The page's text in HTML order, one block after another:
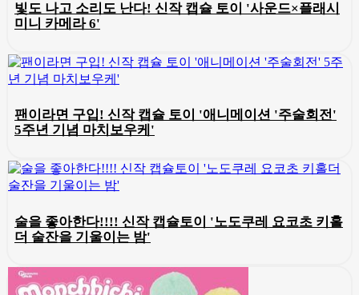
빛도 나고 소리도 난다! 신작 캡슐 토이 '사운드×플래시
미니 카메라 6'
팬이라면 구입! 신작 캡슐 토이 '애니메이션 '주술회전'
5주년 기념 마치보우케'
술을 좋아한다!!!! 신작 캡슐토이 '노도쿠레 요코초 키홀
더 술잔을 기울이는 밤'